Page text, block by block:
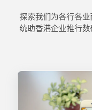
探索我们为各行各
统助香港企业推行